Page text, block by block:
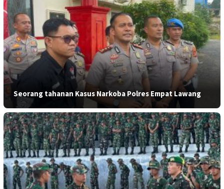
Seorang tahanan Kasus Narkoba Polres Empat Lawang